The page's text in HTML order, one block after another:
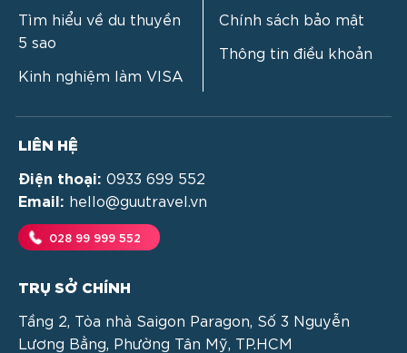
Tìm hiểu về du thuyền
5 sao
Kinh nghiệm làm VISA
Chính sách bảo mật
Thông tin điều khoản
LIÊN HỆ
Điện thoại: 0933 699 552
Email: hello@guutravel.vn
028 99 999 552
TRỤ SỞ CHÍNH
Tầng 2, Tòa nhà Saigon Paragon, Số 3 Nguyễn
Lương Bằng, Phường Tân Mỹ, TP.HCM